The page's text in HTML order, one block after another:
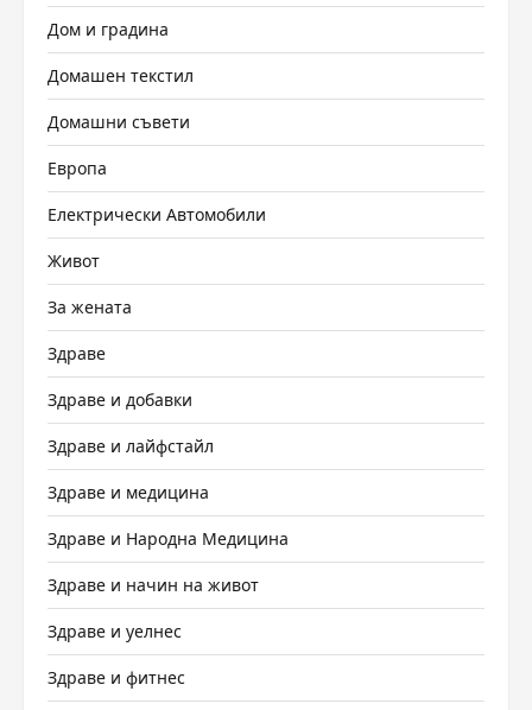
Дом и градина
Домашен текстил
Домашни съвети
Европа
Електрически Автомобили
Живот
За жената
Здраве
Здраве и добавки
Здраве и лайфстайл
Здраве и медицина
Здраве и Народна Медицина
Здраве и начин на живот
Здраве и уелнес
Здраве и фитнес